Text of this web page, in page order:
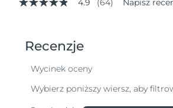
4.9
średnia
wartość
Read
Reviews.
4.9 (64) Napisz